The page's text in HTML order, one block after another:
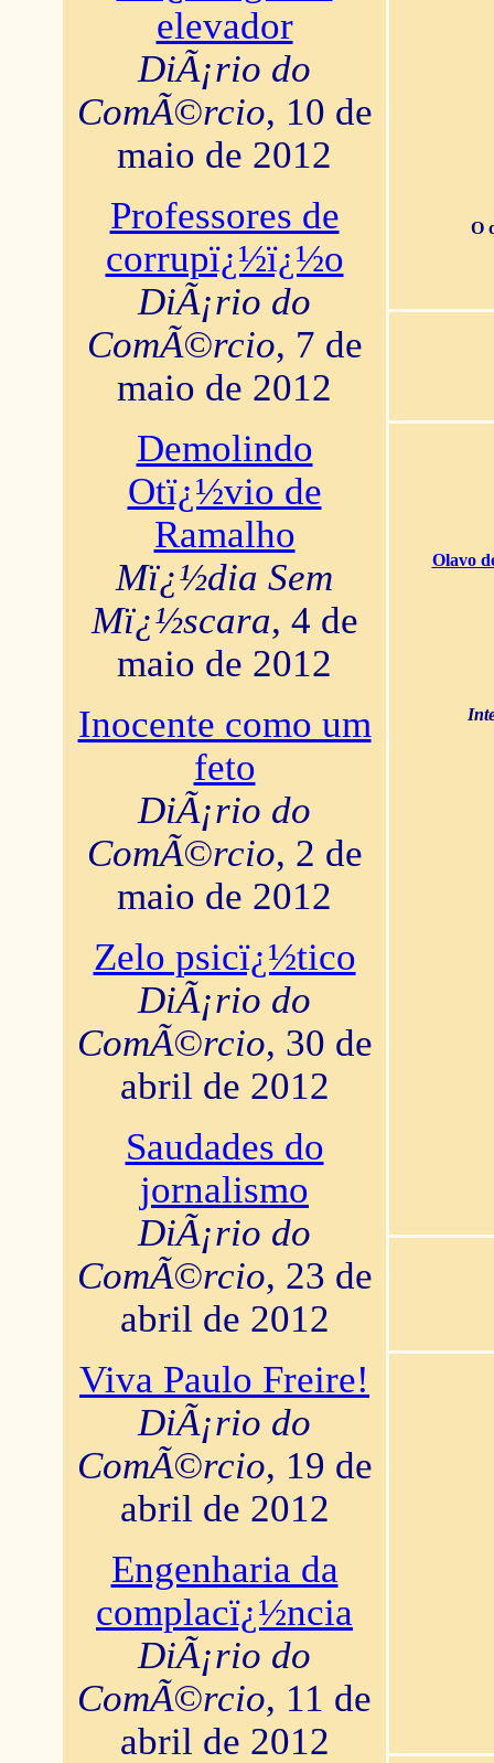
elevador
DiÃ¡rio do
ComÃ©rcio, 10 de
maio de 2012
Professores de
corrupï¿½ï¿½o
DiÃ¡rio do
ComÃ©rcio, 7 de
maio de 2012
Demolindo
Otï¿½vio de
Ramalho
Mï¿½dia Sem
Mï¿½scara, 4 de
maio de 2012
Inocente como um
feto
DiÃ¡rio do
ComÃ©rcio, 2 de
maio de 2012
Zelo psicï¿½tico
DiÃ¡rio do
ComÃ©rcio, 30 de
abril de 2012
Saudades do
jornalismo
DiÃ¡rio do
ComÃ©rcio, 23 de
abril de 2012
Viva Paulo Freire!
DiÃ¡rio do
ComÃ©rcio, 19 de
abril de 2012
Engenharia da
complacï¿½ncia
DiÃ¡rio do
ComÃ©rcio, 11 de
abril de 2012
O
Olavo